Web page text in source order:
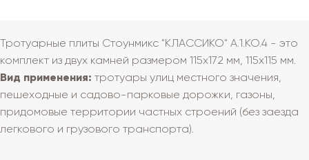
Тротуарные плиты Стоунмикс "КЛАССИКО" А.1.КО.4 - это
комплект из двух камней размером 115х172 мм, 115х115 мм.
Вид применения: тротуары улиц местного значения,
пешеходные и садово-парковые дорожки, газоны,
придомовые территории частных строений (без заезда
легкового и грузового транспорта).